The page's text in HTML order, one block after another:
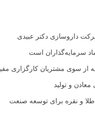
سرمایه‌گذاران است
و تولید
طلا و نقره برای توسعه صنعت